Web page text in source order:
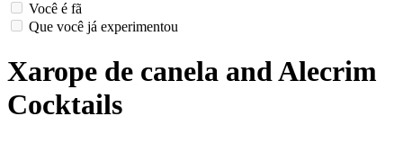
Você é fã
Que você já experimentou
Xarope de canela and Alecrim
Cocktails